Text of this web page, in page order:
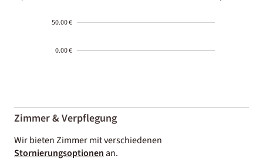
50.00 €
0.00 €
01-02
Zimmer & Verpflegung
Wir bieten Zimmer mit verschiedenen
Stornierungsoptionenan.